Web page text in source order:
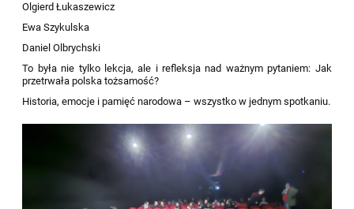
Olgierd Łukaszewicz
Ewa Szykulska
Daniel Olbrychski
To była nie tylko lekcja, ale i refleksja nad ważnym pytaniem: Jak
przetrwała polska tożsamość?
Historia, emocje i pamięć narodowa – wszystko w jednym spotkaniu.